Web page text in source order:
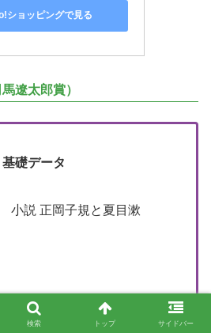
ショッピングで見る
遼太郎賞）
基礎データ
説 正岡子規と夏目漱
検索 トップ サイドバー